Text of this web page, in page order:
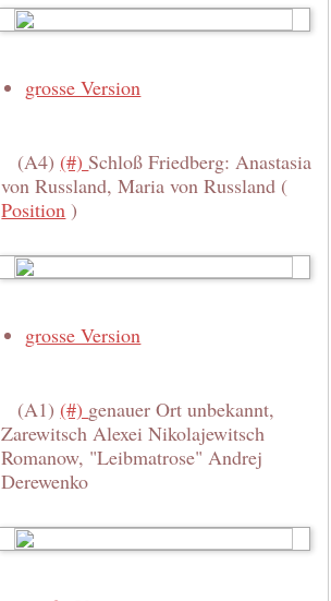
grosse Version
(A4) (#) Schloß Friedberg: Anastasia
von Russland, Maria von Russland (
Position )
grosse Version
(A1) (#) genauer Ort unbekannt,
Zarewitsch Alexei Nikolajewitsch
Romanow, "Leibmatrose" Andrej
Derewenko